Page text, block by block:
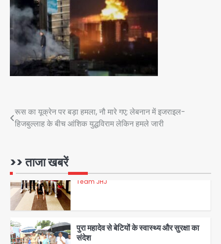
Post
navigation
रूस का यूक्रेन पर बड़ा हमला, नौ मारे गए; लेबनान में इजराइल-
हिजबुल्लाह के बीच आंशिक युद्धविराम लेकिन हमले जारी
>> ताजा खबरें
Team JHJ
4
डबल मर्डर का मुख्य साजिशकर्ता क्राइम ब्रांच
5
Team JHJ
पुरा महादेव से बेटियों के स्वास्थ्य और सुरक्षा का
संदेश